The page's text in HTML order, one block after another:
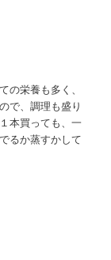
の栄養も多く、
で、調理も盛り
本買っても、一
るか蒸すかして